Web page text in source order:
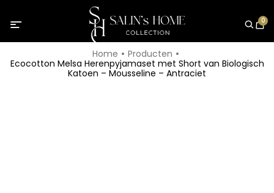
0
Home
Producten
Ecocotton Melsa Herenpyjamaset met Short van Biologisch
Katoen – Mousseline – Antraciet